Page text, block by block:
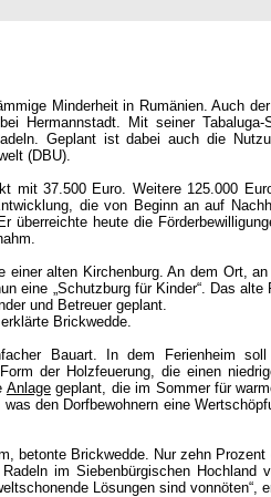
Minderheit in Rumänien. Auch
Hermannstadt. Mit seiner
Geplant ist dabei auch die
(DBU).
mit 37.500 Euro. Weitere 125.000
die von Beginn an auf
überreichte heute die
alten Kirchenburg. An dem Ort,
eine „Schutzburg für Kinder“. Das
und Betreuer geplant.
Brickwedde.
Bauart. In dem Ferienheim
der Holzfeuerung, die einen
Anlagegeplant, die im Sommer für
den Dorfbewohnern eine
betonte Brickwedde. Nur zehn
im Siebenbürgischen Hochland
Lösungen sind vonnöten“,